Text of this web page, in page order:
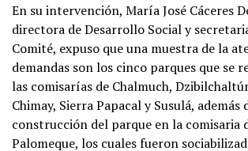
En su intervención, María José Cáceres
directora de Desarrollo Social y
Comité, expuso que una muestra de la
demandas son los cinco parques que se
las comisarías de Chalmuch,
Chimay, Sierra Papacal y Susulá, además
construcción del parque en la comisaria
Palomeque, los cuales fueron